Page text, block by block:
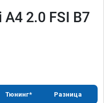
2.0 FSI B7
Тюнинг* Разница